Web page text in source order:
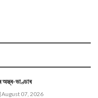
অস্ত্ৰ-ভাণ্ডাৰ
August 07, 2026